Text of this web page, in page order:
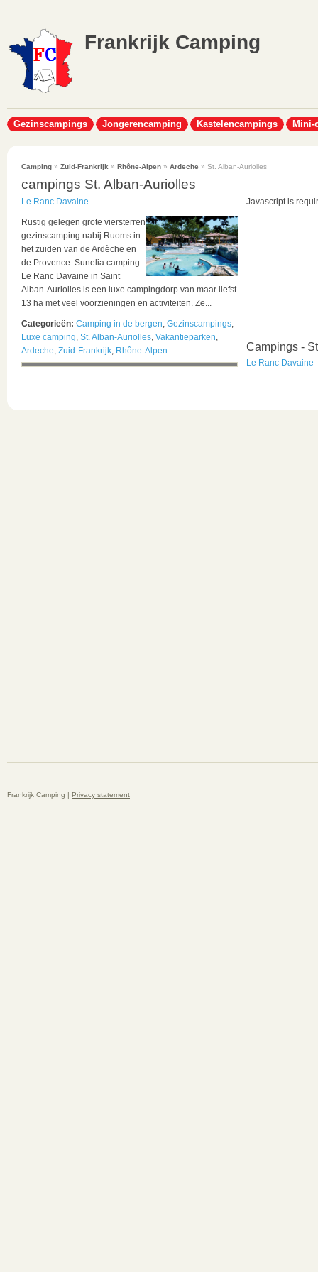
Frankrijk Camping
Gezinscampings Jongerencamping Kastelencampings Mini-
Camping » Zuid-Frankrijk » Rhône-Alpen » Ardeche » St. Alban-Auriolles
campings St. Alban-Auriolles
Le Ranc Davaine
Rustig gelegen grote viersterren
gezinscamping nabij Ruoms in
het zuiden van de Ardèche en
de Provence. Sunelia camping
Le Ranc Davaine in Saint
Alban-Auriolles is een luxe campingdorp van maar liefst
13 ha met veel voorzieningen en activiteiten. Ze...
Categorieën: Camping in de bergen, Gezinscampings,
Luxe camping, St. Alban-Auriolles, Vakantieparken,
Ardeche, Zuid-Frankrijk, Rhône-Alpen
Javascript is
Campings -
Le Ranc Davaine
Frankrijk Camping | Privacy statement